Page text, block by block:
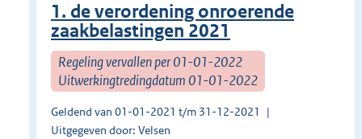
1. de verordening onroerende
zaakbelastingen 2021
Regeling vervallen per 01-01-2022
Uitwerkingtredingdatum 01-01-2022
Geldend van 01-01-2021 t/m 31-12-2021
Uitgegeven door: Velsen